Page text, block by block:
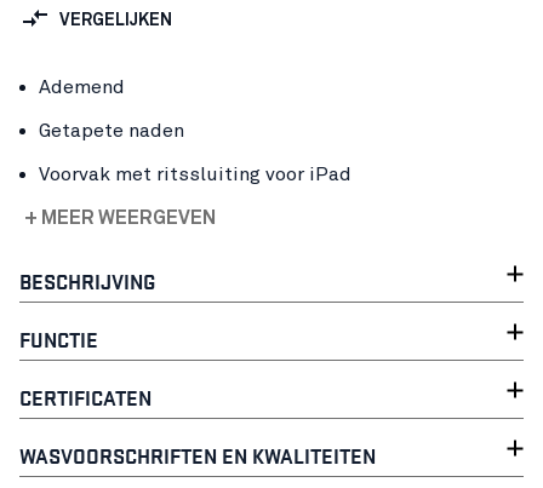
VERGELIJKEN
Ademend
Getapete naden
Voorvak met ritssluiting voor iPad
+ MEER WEERGEVEN
BESCHRIJVING
FUNCTIE
CERTIFICATEN
WASVOORSCHRIFTEN EN KWALITEITEN